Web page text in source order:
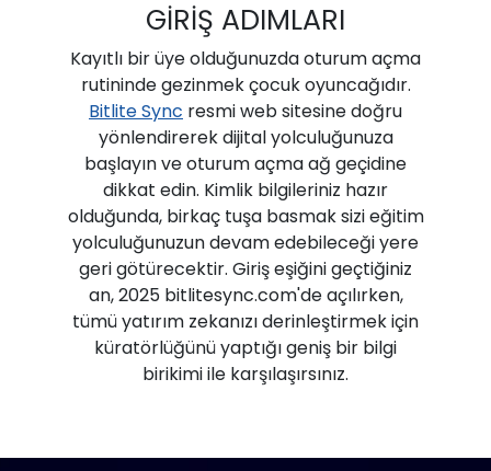
GİRİŞ ADIMLARI
Kayıtlı bir üye olduğunuzda oturum açma
rutininde gezinmek çocuk oyuncağıdır.
Bitlite Sync resmi web sitesine doğru
yönlendirerek dijital yolculuğunuza
başlayın ve oturum açma ağ geçidine
dikkat edin. Kimlik bilgileriniz hazır
olduğunda, birkaç tuşa basmak sizi eğitim
yolculuğunuzun devam edebileceği yere
geri götürecektir. Giriş eşiğini geçtiğiniz
an, 2025 bitlitesync.com'de açılırken,
tümü yatırım zekanızı derinleştirmek için
küratörlüğünü yaptığı geniş bir bilgi
birikimi ile karşılaşırsınız.